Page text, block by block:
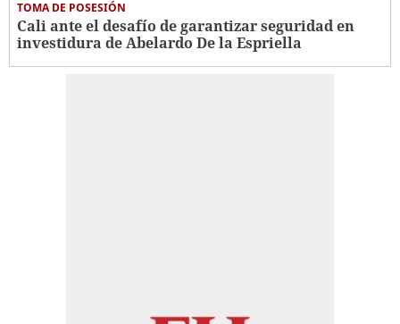
TOMA DE POSESIÓN
Cali ante el desafío de garantizar seguridad en
investidura de Abelardo De la Espriella